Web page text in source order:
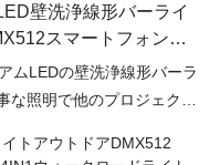
壁洗浄線形バーライ
スマートフォンコ
ムLEDの壁洗浄線形バーラ
照明で他のプロジェクト
鮮やかな青い色相を提供す